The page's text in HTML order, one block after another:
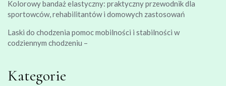
Kolorowy bandaż elastyczny: praktyczny przewodnik dla
sportowców, rehabilitantów i domowych zastosowań
Laski do chodzenia pomoc mobilności i stabilności w
codziennym chodzeniu –
Kategorie